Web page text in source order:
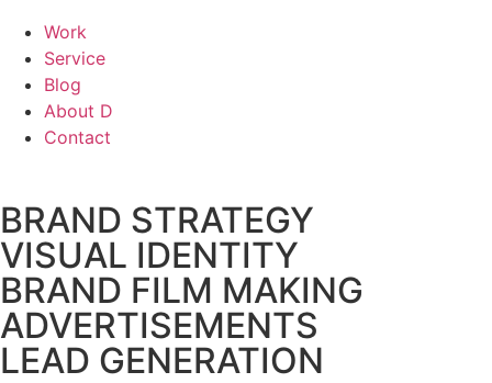
Work
Service
Blog
About D
Contact
BRAND STRATEGY
VISUAL IDENTITY
BRAND FILM MAKING
ADVERTISEMENTS
LEAD GENERATION